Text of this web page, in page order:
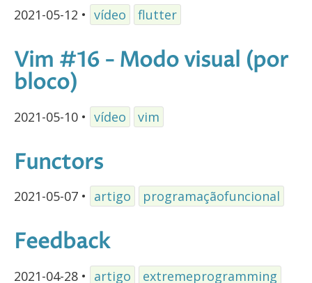
2021-05-12 • vídeo flutter
Vim #16 - Modo visual (por
bloco)
2021-05-10 • vídeo vim
Functors
2021-05-07 • artigo programaçãofuncional
Feedback
2021-04-28 • artigo
extremeprogramming